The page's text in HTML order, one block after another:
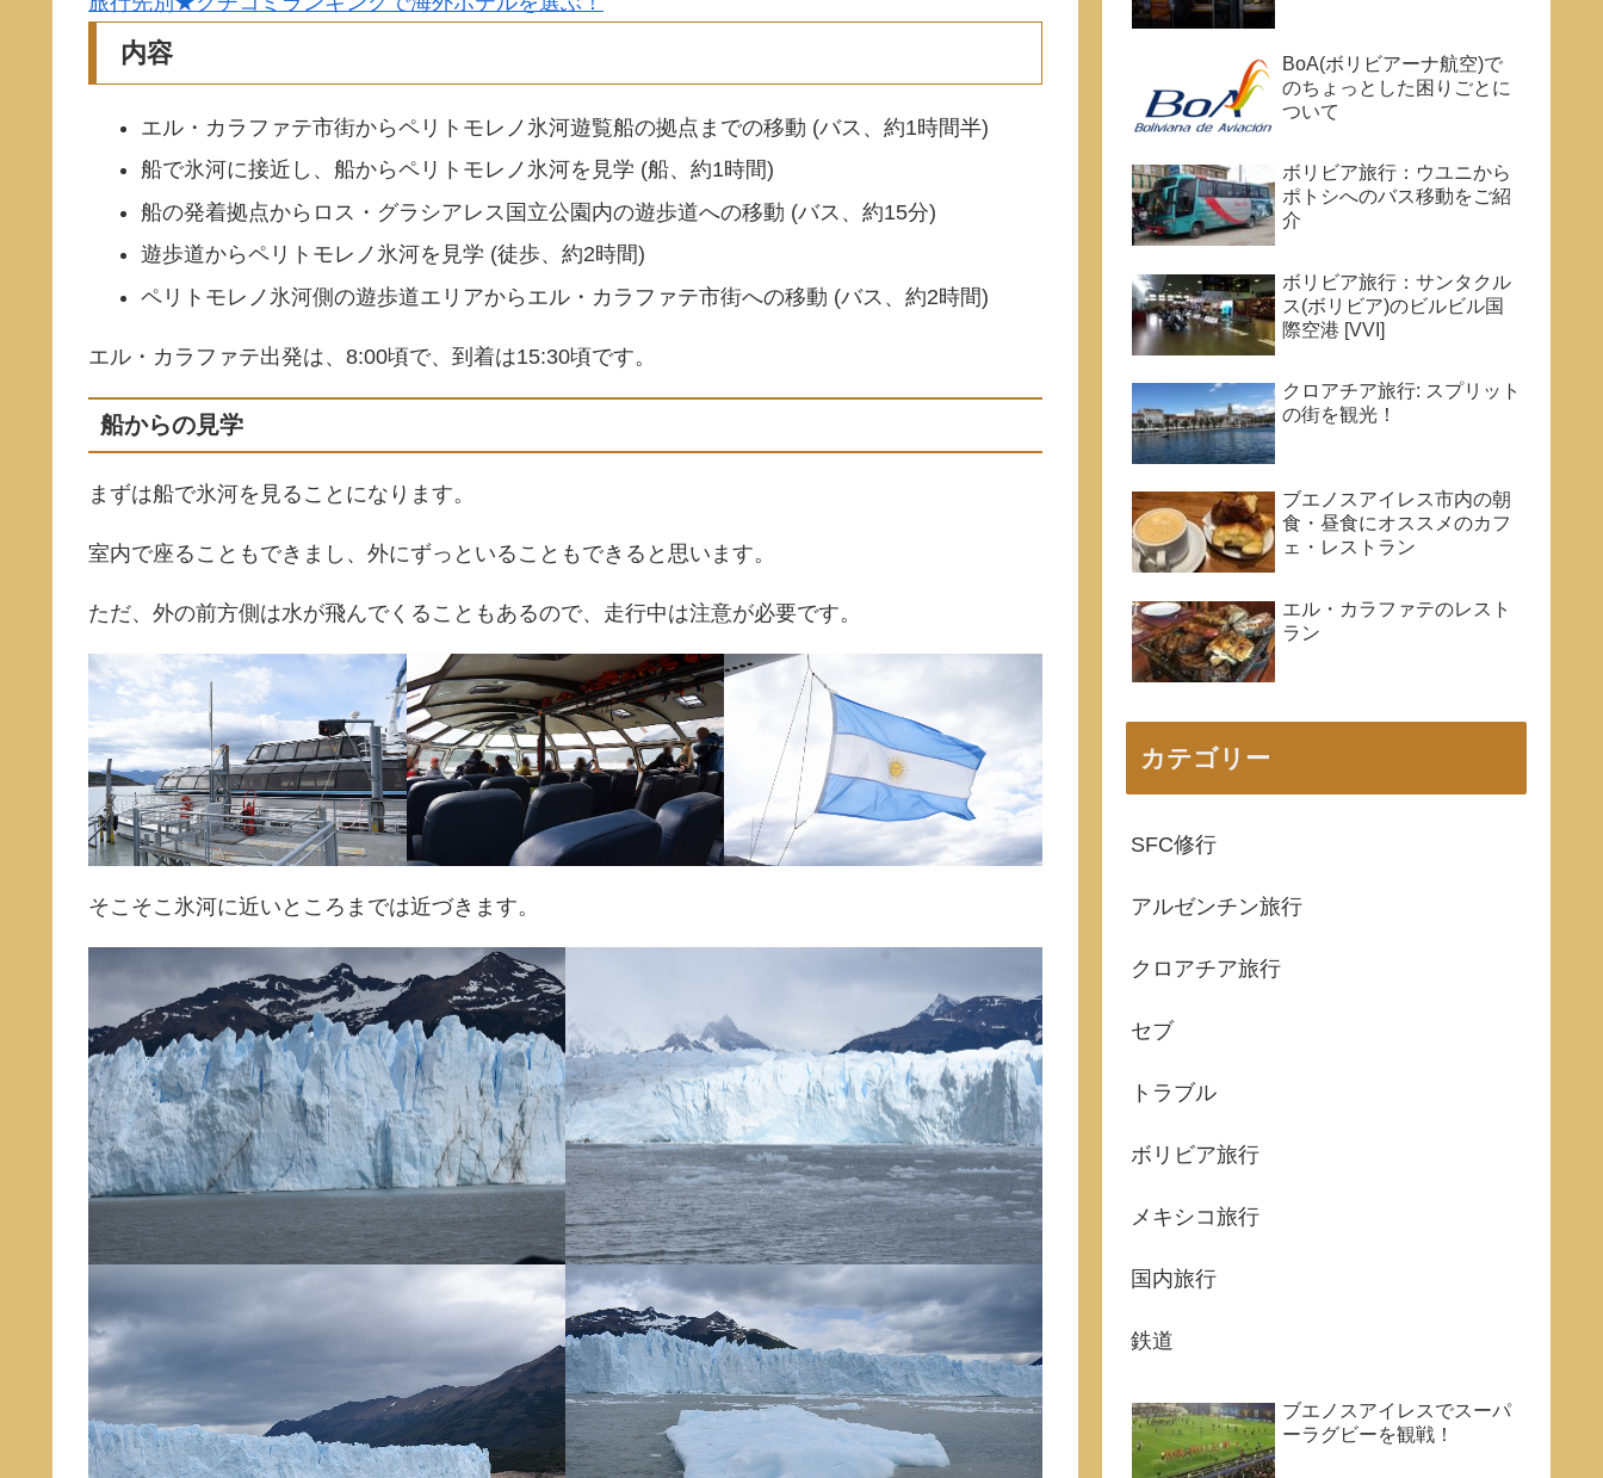
内容
エル・カラファテ市街からペリトモレノ氷河遊覧船の拠点までの移動 (バス、約1時間半)
船で氷河に接近し、船からペリトモレノ氷河を見学 (船、約1時間)
船の発着拠点からロス・グラシアレス国立公園内の遊歩道への移動 (バス、約15分)
遊歩道からペリトモレノ氷河を見学 (徒歩、約2時間)
ペリトモレノ氷河側の遊歩道エリアからエル・カラファテ市街への移動 (バス、約2時間)
エル・カラファテ出発は、8:00頃で、到着は15:30頃です。
船からの見学
まずは船で氷河を見ることになります。
室内で座ることもできまし、外にずっといることもできると思います。
ただ、外の前方側は水が飛んでくることもあるので、走行中は注意が必要です。
そこそこ氷河に近いところまでは近づきます。
BoA(ボリビアーナ航空)で
のちょっとした困りごとに
ついて
ボリビア旅行：ウユニから
ポトシへのバス移動をご紹
介
ボリビア旅行：サンタクル
ス(ボリビア)のビルビル国
際空港 [VVI]
クロアチア旅行: スプリット
の街を観光！
ブエノスアイレス市内の朝
食・昼食にオススメのカフ
ェ・レストラン
エル・カラファテのレスト
ラン
カテゴリー
SFC修行
アルゼンチン旅行
クロアチア旅行
セブ
トラブル
ボリビア旅行
メキシコ旅行
国内旅行
鉄道
ブエノスアイレスでスーパ
ーラグビーを観戦！